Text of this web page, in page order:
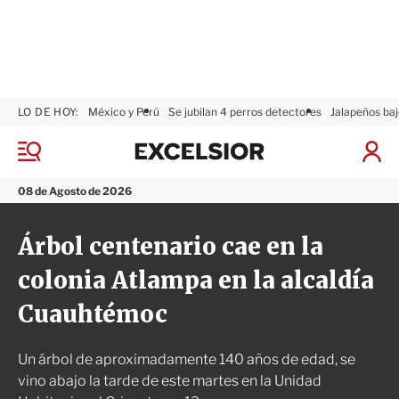
M
n
ú
08 de Agosto de 2026
LO DE HOY: México y Perú Se jubilan 4 perros detectores Jalapeños
I
S
e
x
l
o
r
Árbol centenario cae en la
colonia Atlampa en la alcaldía
Cuauhtémoc
Un árbol de aproximadamente 140 años de edad, se
vino abajo la tarde de este martes en la Unidad